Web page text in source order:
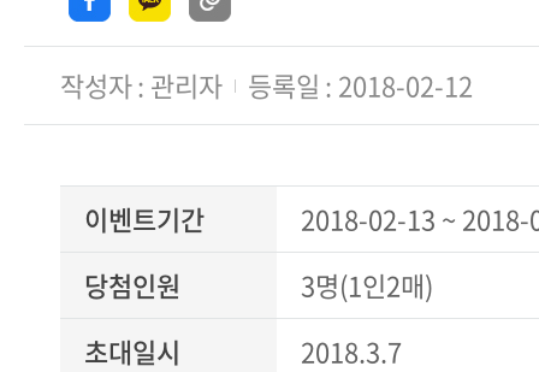
작성자 관리자 등록일 2018-02-12
이벤트기간
2018-02-13 ~ 2018-
당첨인원
3명(1인2매)
초대일시
2018.3.7